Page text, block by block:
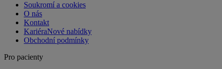
Soukromí a cookies
O nás
Kontakt
KariéraNové nabídky
Obchodní podmínky
Pro pacienty